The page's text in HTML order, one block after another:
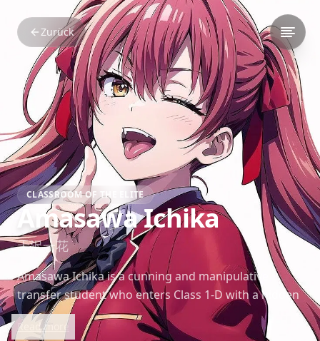
Zurück
CLASSROOM OF THE ELITE
Amasawa Ichika
天沢一花
Amasawa Ichika is a cunning and manipulative
transfer student who enters Class 1-D with a hidden
agenda. Her intellect and strategic mind make her a
formidable presence in the series.
Read more